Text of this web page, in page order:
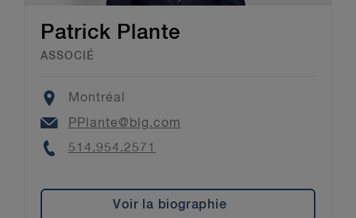
Patrick Plante
ASSOCIÉ
Location
Montréal
Email
PPlante@blg.com
Phone
514.954.2571
Voir la biographie